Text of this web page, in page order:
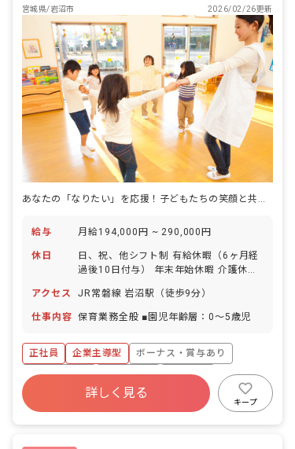
宮城県/岩沼市 2026/02/26更新
あなたの「なりたい」を応援！子どもたちの笑顔と共に成長できる場所です。
給与 月給194,000円 ~ 290,000円
休日
日、祝、他シフト制 有給休暇（6ヶ月経
過後10日付与） 年末年始休暇 介護休暇
アクセス
JR常磐線 岩沼駅（徒歩9分）
仕事内容 保育業務全般 ■園児年齢層：0～5歳児
正社員 企業主導型
ボーナス・賞与あり
社会保険完備
残業少なめ
車通勤可
未経験歓迎
詳しく見る
キープ